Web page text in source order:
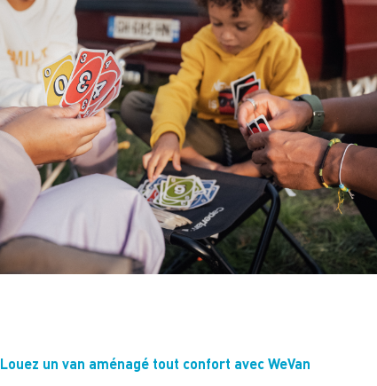
Louez un van aménagé tout confort avec WeVan